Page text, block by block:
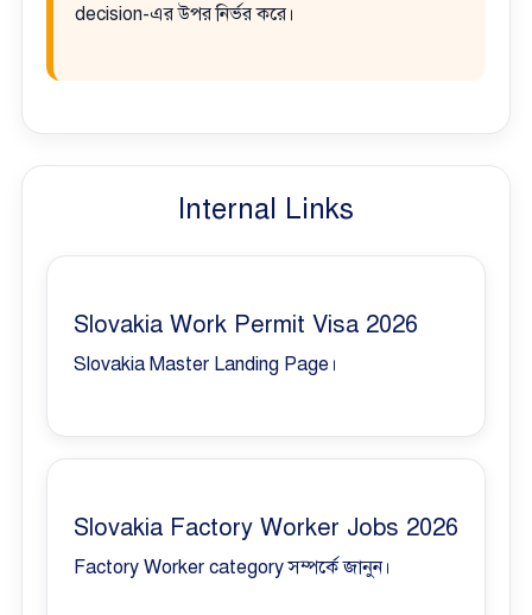
decision-এর উপর নির্ভর করে।
Internal Links
Slovakia Work Permit Visa 2026
Slovakia Master Landing Page।
Slovakia Factory Worker Jobs 2026
Factory Worker category সম্পর্কে জানুন।